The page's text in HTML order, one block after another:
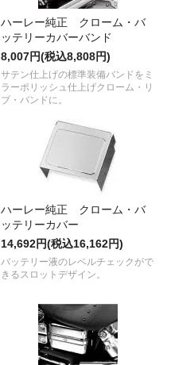
ハーレー純正 クローム・バ
ッテリーカバーバンド
8,007円(税込8,808円)
サテン仕上げの標準装備バンドをミ
ラーポリッシュ仕上げクローム・リ
ブ・バンドに。
ハーレー純正 クローム・バ
ッテリーカバー
14,692円(税込16,162円)
バッテリー液のレベルチェックがで
きるスロットデザイン。